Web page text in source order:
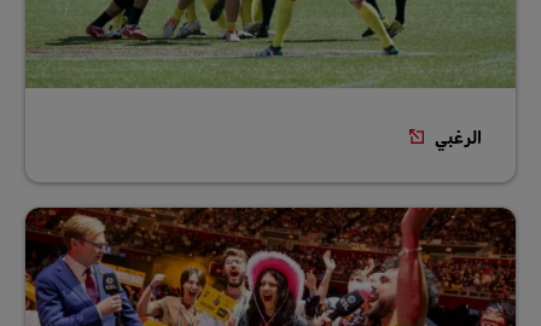
الرغبي